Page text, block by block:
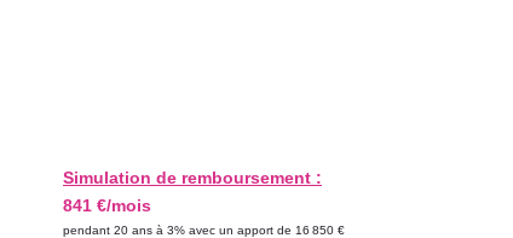
Simulation de remboursement :
841 €/mois
pendant 20 ans à 3% avec un apport de 16 850 €